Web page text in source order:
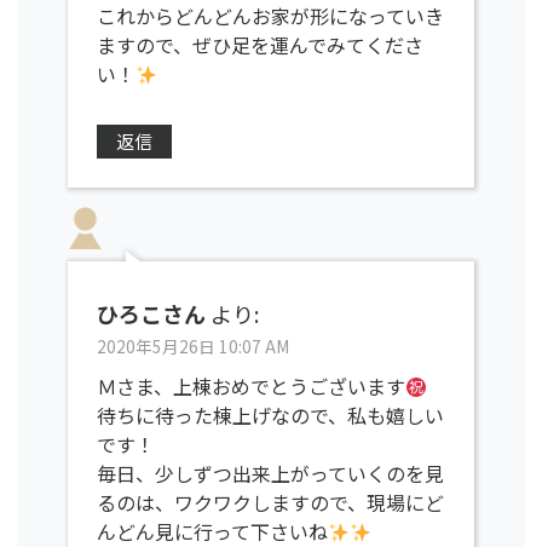
これからどんどんお家が形になっていき
ますので、ぜひ足を運んでみてくださ
い！
返信
ひろこさん より:
2020年5月26日 10:07 AM
Ｍさま、上棟おめでとうございます
待ちに待った棟上げなので、私も嬉しい
です！
毎日、少しずつ出来上がっていくのを見
るのは、ワクワクしますので、現場にど
んどん見に行って下さいね